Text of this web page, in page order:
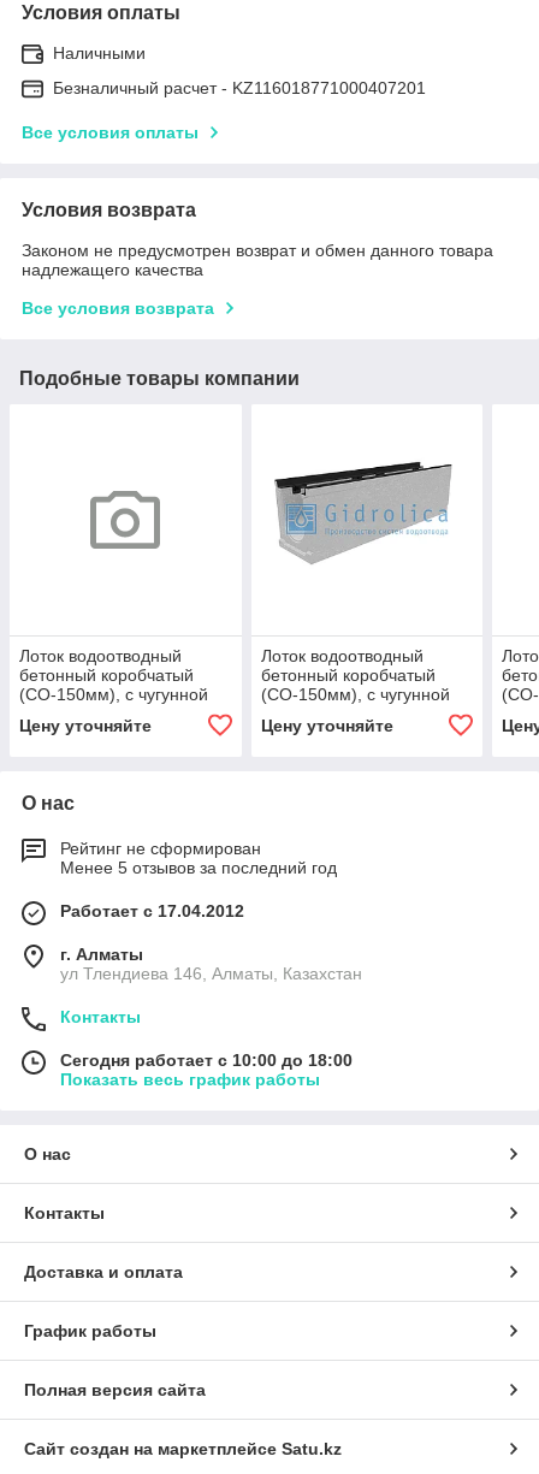
Условия оплаты
Наличными
Безналичный расчет - KZ116018771000407201
Все условия оплаты
Условия возврата
Законом не предусмотрен возврат и обмен данного товара
надлежащего качества
Все условия возврата
Подобные товары компании
Лоток водоотводный
бетонный коробчатый
(СО-150мм), с чугунной
(15).39(32,5) - BGZ-S, №
Цену уточняйте
Лоток водоотводный
бетонный коробчатый
(СО-150мм), с чугунной
(15).29(22,5)-BGZ-S, №
Цену уточняйте
(СО-
О нас
Рейтинг не сформирован
Менее 5 отзывов за последний год
Работает с 17.04.2012
г. Алматы
ул Тлендиева 146, Алматы, Казахстан
Контакты
Сегодня работает с 10:00 до 18:00
Показать весь график работы
О нас
Контакты
Доставка и оплата
График работы
Полная версия сайта
Сайт создан на маркетплейсе Satu.kz